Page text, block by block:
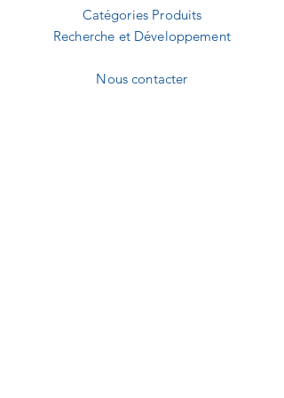
Catégories Produits
Recherche et Développement
Nous contacter